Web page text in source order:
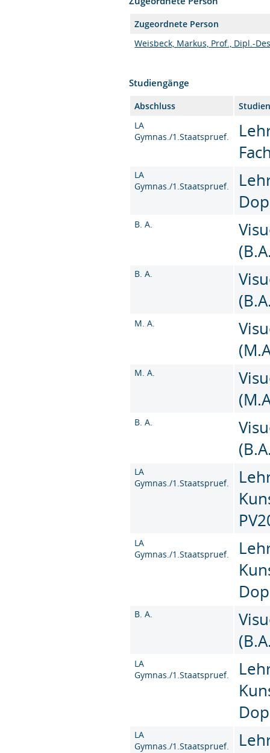
Zugeordnete Person
Weisbeck, Markus, Prof., Dipl.-
Studiengänge
Abschluss
LA
Gymnas./1.Staatspruef.
LA
Gymnas./1.Staatspruef.
B. A.
B. A.
M. A.
M. A.
B. A.
LA
Gymnas./1.Staatspruef.
LA
Gymnas./1.Staatspruef.
B. A.
LA
Gymnas./1.Staatspruef.
LA
Gymnas./1.Staatspruef.